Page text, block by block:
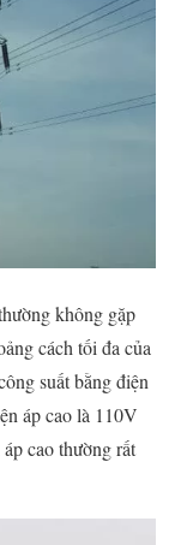
không gặp
cách tối đa của
suất bằng điện
áp cao là 110V
cao thường rất